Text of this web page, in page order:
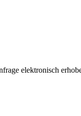
elektronisch